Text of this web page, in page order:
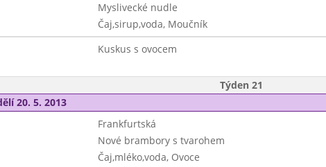
Myslivecké nudle
Čaj,sirup,voda, Moučník
Kuskus s ovocem
Týden 21
20. 5. 2013
Frankfurtská
Nové brambory s tvarohem
Čaj,mléko,voda, Ovoce